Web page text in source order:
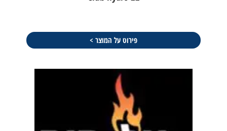
פירוט על המוצר >